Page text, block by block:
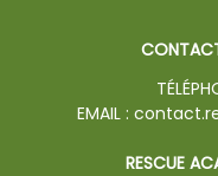
EMAIL :
RESCUE